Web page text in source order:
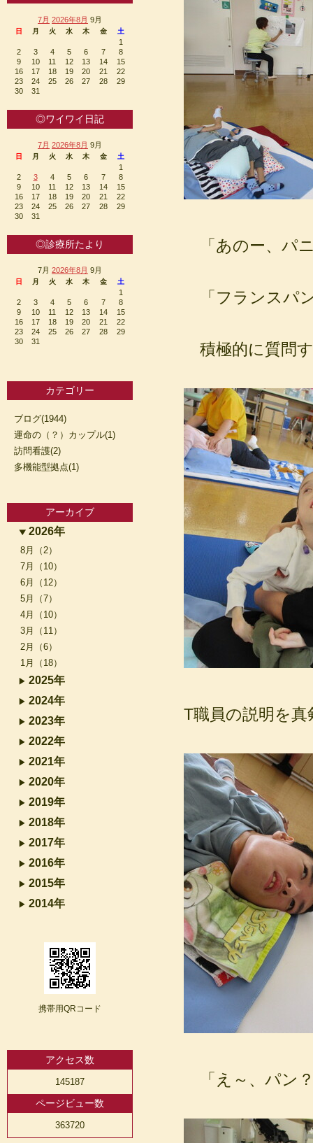
「あのー、パ
「フランスパ
積極的に質問
T職員の説明を
「え～、パン
7月 2026年8月 9月
日 月 火 水 木 金 土
1
2
3 4 5 6 7
8
9
10 11 12 13 14
15
16
17 18 19 20 21
22
23
24 25 26 27 28
29
30
31
◎ワイワイ日記
7月 2026年8月 9月
日 月 火 水 木 金 土
1
2
3 4 5 6 7
8
9
10 11 12 13 14
15
16
17 18 19 20 21
22
23
24 25 26 27 28
29
30
31
◎診療所たより
7月 2026年8月 9月
日 月 火 水 木 金 土
1
2
3 4 5 6 7
8
9
10 11 12 13 14
15
16
17 18 19 20 21
22
23
24 25 26 27 28
29
30
31
カテゴリー
ブログ(1944)
運命の（？）カップル(1)
訪問看護(2)
多機能型拠点(1)
アーカイブ
2026年
8月（2）
7月（10）
6月（12）
5月（7）
4月（10）
3月（11）
2月（6）
1月（18）
2025年
2024年
2023年
2022年
2021年
2020年
2019年
2018年
2017年
2016年
2015年
2014年
携帯用QRコード
アクセス数
145187
ページビュー数
363720